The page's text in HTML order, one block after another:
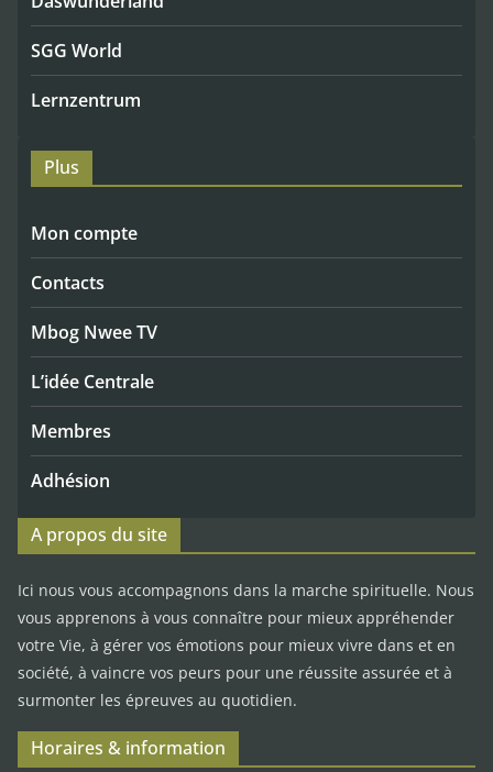
SGG World
Lernzentrum
Plus
Mon compte
Contacts
Mbog Nwee TV
L’idée Centrale
Membres
Adhésion
A propos du site
Ici nous vous accompagnons dans la marche spirituelle. Nous
vous apprenons à vous connaître pour mieux appréhender
votre Vie, à gérer vos émotions pour mieux vivre dans et en
société, à vaincre vos peurs pour une réussite assurée et à
surmonter les épreuves au quotidien.
Horaires & information